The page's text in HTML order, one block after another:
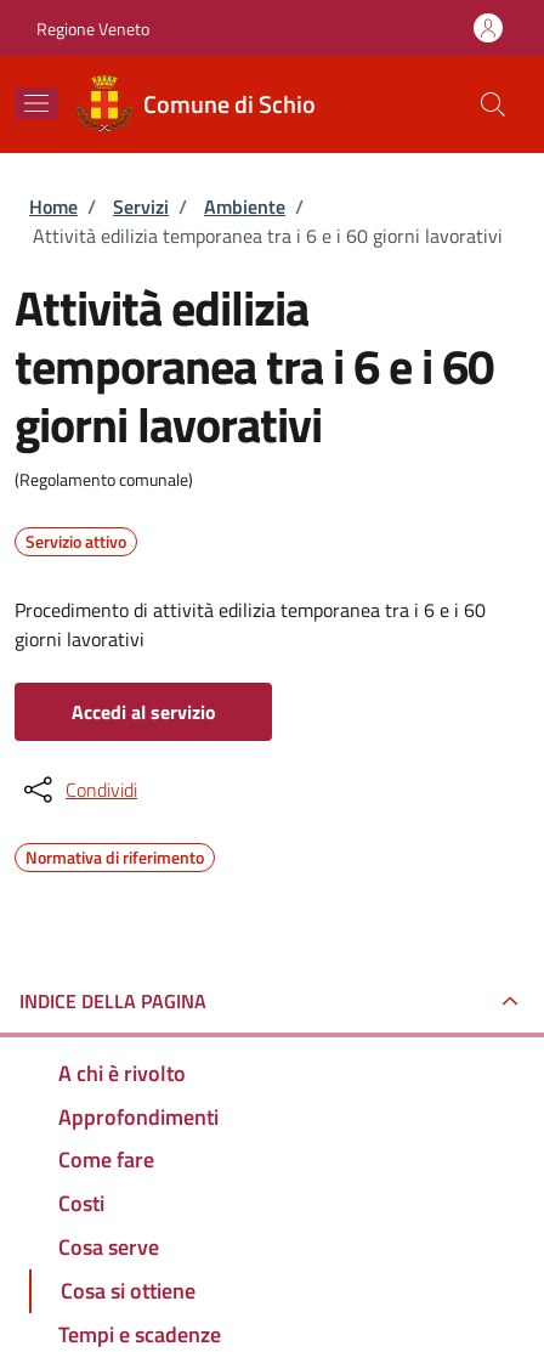
Regione Veneto
Comune di Schio
Briciole di pane
Home / Servizi / Ambiente /
Attività edilizia temporanea tra i 6 e i 60 giorni lavorativi
Attività edilizia
temporanea tra i 6 e i 60
giorni lavorativi
(Regolamento comunale)
Servizio attivo
Procedimento di attività edilizia temporanea tra i 6 e i 60
giorni lavorativi
Accedi al servizio
Condividi
Normativa di riferimento
INDICE DELLA PAGINA
A chi è rivolto
Approfondimenti
Come fare
Costi
Cosa serve
Cosa si ottiene
Tempi e scadenze